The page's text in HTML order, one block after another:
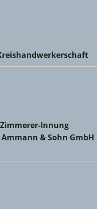
Innung
& Sohn GmbH &
Innung
& Sohn GmbH